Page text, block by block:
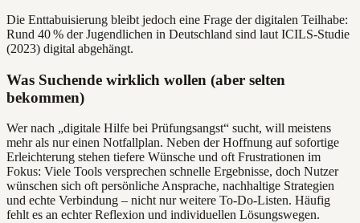
Die Enttabuisierung bleibt jedoch eine Frage der digitalen Teilhabe:
Rund 40 % der Jugendlichen in Deutschland sind laut ICILS-Studie
(2023) digital abgehängt.
Was Suchende wirklich wollen (aber selten
bekommen)
Wer nach „digitale Hilfe bei Prüfungsangst“ sucht, will meistens
mehr als nur einen Notfallplan. Neben der Hoffnung auf sofortige
Erleichterung stehen tiefere Wünsche und oft Frustrationen im
Fokus: Viele Tools versprechen schnelle Ergebnisse, doch Nutzer
wünschen sich oft persönliche Ansprache, nachhaltige Strategien
und echte Verbindung – nicht nur weitere To-Do-Listen. Häufig
fehlt es an echter Reflexion und individuellen Lösungswegen.